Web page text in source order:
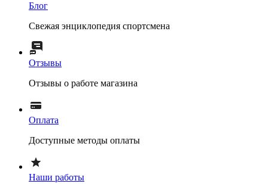
Блог
Свежая энциклопедия спортсмена
Отзывы
Отзывы о работе магазина
Оплата
Доступные методы оплаты
Наши работы